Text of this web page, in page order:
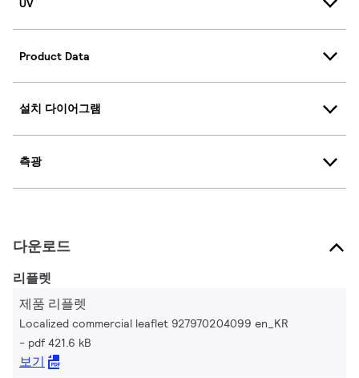
Product Data
설치 다이어그램
측광
다운로드
리플렛
제품 리플렛
Localized commercial leaflet 927970204099 en_KR
pdf 421.6 kB
보기